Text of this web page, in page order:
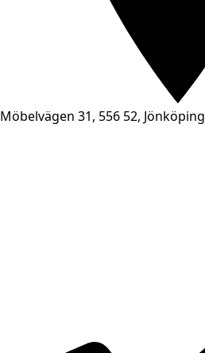
Möbelvägen 31, 556 52, Jönköping